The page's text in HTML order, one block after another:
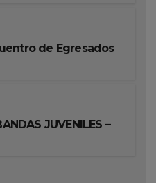
de Egresados
JUVENILES –